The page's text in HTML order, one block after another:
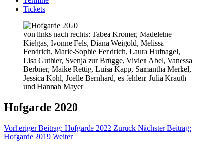
Tickets
von links nach rechts: Tabea Kromer, Madeleine
Kielgas, Ivonne Fels, Diana Weigold, Melissa
Fendrich, Marie-Sophie Fendrich, Laura Hufnagel,
Lisa Guthier, Svenja zur Brügge, Vivien Abel, Vanessa
Berbner, Maike Rettig, Luisa Kapp, Samantha Merkel,
Jessica Kohl, Joelle Bernhard, es fehlen: Julia Krauth
und Hannah Mayer
Hofgarde 2020
Vorheriger Beitrag: Hofgarde 2022 Zurück Nächster Beitrag:
Hofgarde 2019 Weiter